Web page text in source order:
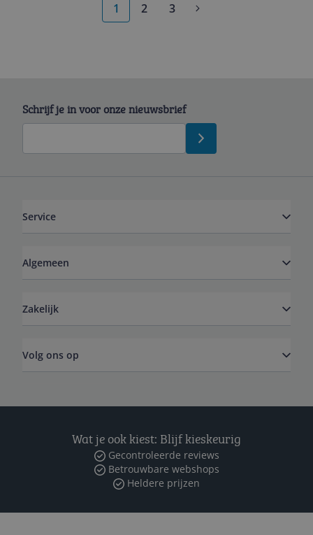
1 2 3
Schrijf je in voor onze nieuwsbrief
Service
Algemeen
Zakelijk
Volg ons op
Wat je ook kiest: Blijf kieskeurig
Gecontroleerde reviews
Betrouwbare webshops
Heldere prijzen